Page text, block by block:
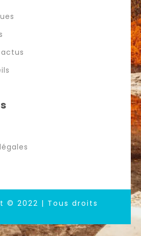
© 2022 | Tous droits